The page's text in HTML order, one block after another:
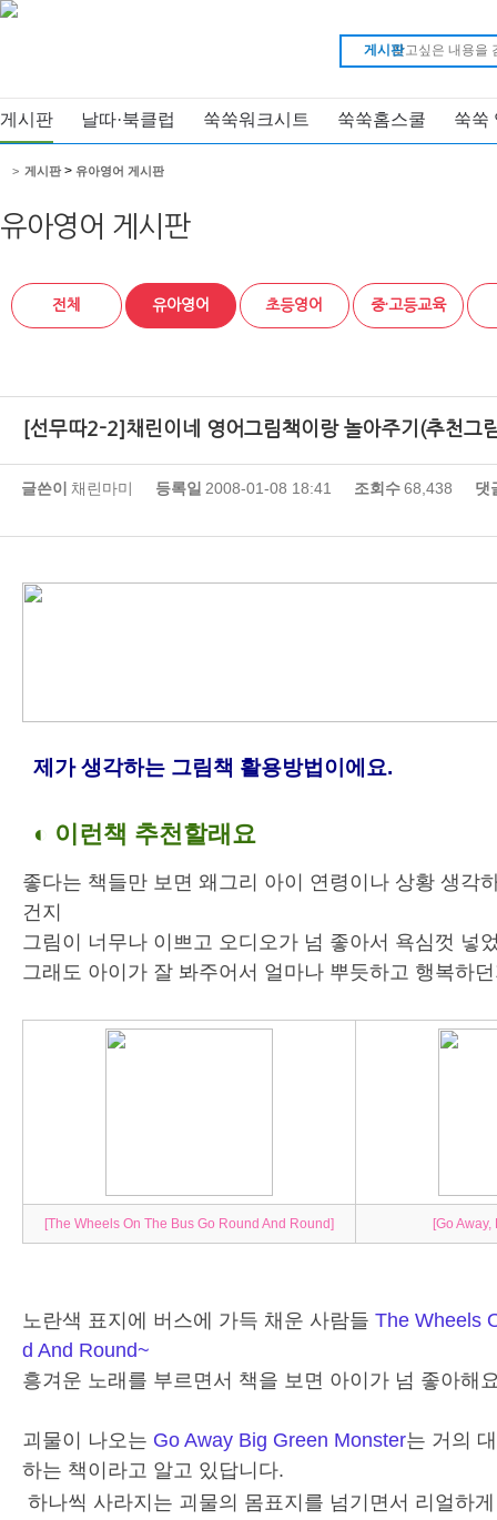
게시판
게시판 날따·북클럽 쑥쑥워크시트 쑥쑥홈스쿨 쑥쑥
유아영어 게시판
> 게시판> 유아영어 게시판
전체 유아영어 초등영어 중·고등교육
[선무따2-2]채린이네 영어그림책이랑 놀아주기(추천그
글쓴이 채린마미 등록일 2008-01-08 18:41 조회수68,438 댓
제가 생각하는 그림책 활용방법이에요.
◐ 이런책 추천할래요
좋다는 책들만 보면 왜그리 아이 연령이나 상황 생각
건지
그림이 너무나 이쁘고 오디오가 넘 좋아서 욕심껏 넣
그래도 아이가 잘 봐주어서 얼마나 뿌듯하고 행복하
[The Wheels On The Bus Go Round And Round] [Go
노란색 표지에 버스에 가득 채운 사람들 The Wheels
d And Round~
흥겨운 노래를 부르면서 책을 보면 아이가 넘 좋아해
괴물이 나오는 Go Away Big Green Monster는 거의
하는 책이라고 알고 있답니다.
하나씩 사라지는 괴물의 몸표지를 넘기면서 리얼하